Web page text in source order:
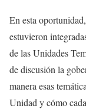
En esta
estuvieron
de las Unidades
de discusión la
manera esas
Unidad y cómo